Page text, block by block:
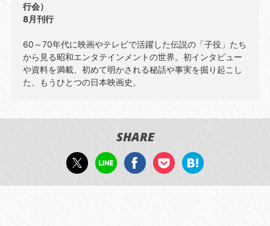
行会）
8月刊行
60～70年代に映画やテレビで活躍した伝説の「子役」たち
から見る昭和エンタテインメントの世界。初インタビュー
や資料を満載、初めて明かされる秘話や事実を掘り起こし
た、もうひとつの日本映画史。
SHARE